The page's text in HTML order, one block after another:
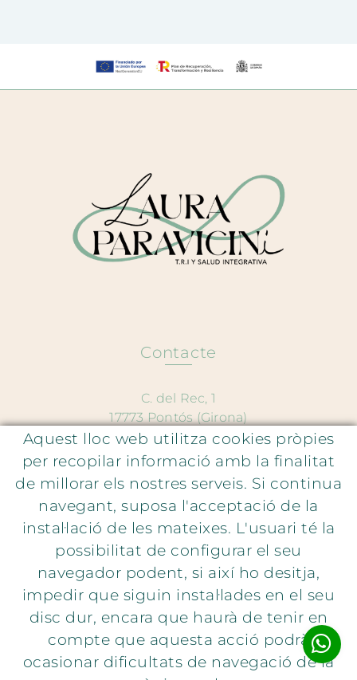
Atenció al client
Política de privacitad
Política de cookies
Avís legal
Contacte
C. del Rec, 1
17773 Pontós (Girona)
667 250 528
Aquest lloc web utilitza cookies pròpies
per recopilar informació amb la finalitat
de millorar els nostres serveis. Si continua
navegant, suposa l'acceptació de la
instal·lació de les mateixes. L'usuari té la
possibilitat de configurar el seu
navegador podent, si així ho desitja,
impedir que siguin instal·lades en el seu
disc dur, encara que haurà de tenir en
compte que aquesta acció podrà
ocasionar dificultats de navegació de la